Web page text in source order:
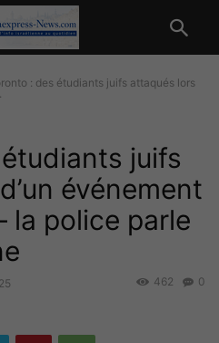
: des étudiants juifs attaqués lors
juifs
événement
la police parle
0
462